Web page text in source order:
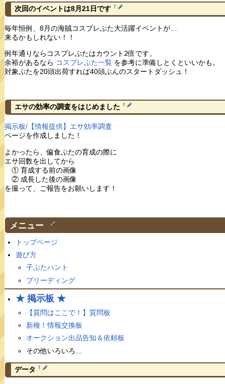
次回のイベントは8月21日です †
毎年恒例、8月の海賊コスプレぶた大活躍イベントが…
来るかもしれない！！
例年通りならコスプレぶたはカウント2倍です。
余裕があるなら コスプレぶた一覧を参考に準備しとくといいかも。
対象ぶたを20頭出荷すれば40頭ぶんのスタートダッシュ！
エサの効率の調査をはじめました †
掲示板/【情報提供】エサ効率調査
ページを作成しました！
よかったら、偏食ぶたの育成の際に
エサ回数を出してから
① 育成する前の画像
② 成長した後の画像
を撮って、ご報告をお願いします！
メニュー †
トップページ
遊び方
子ぶたハント
ブリーディング
★ 掲示板 ★
【質問はここで！】質問板
新種！情報交換板
オークション出品告知＆依頼板
その他いろいろ…
データ †